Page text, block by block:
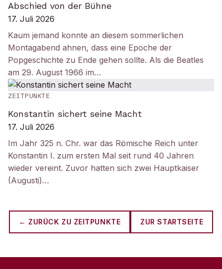
Abschied von der Bühne
17. Juli 2026
Kaum jemand konnte an diesem sommerlichen
Montagabend ahnen, dass eine Epoche der
Popgeschichte zu Ende gehen sollte. Als die Beatles
am 29. August 1966 im…
ZEITPUNKTE
Konstantin sichert seine Macht
17. Juli 2026
Im Jahr 325 n. Chr. war das Römische Reich unter
Konstantin I. zum ersten Mal seit rund 40 Jahren
wieder vereint. Zuvor hatten sich zwei Hauptkaiser
(Augusti)…
← ZURÜCK ZU ZEITPUNKTE ZUR STARTSEITE